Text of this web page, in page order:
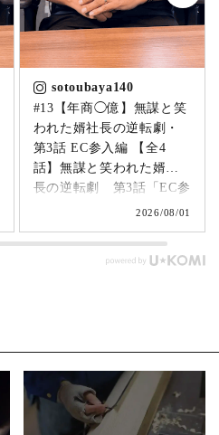
sotoubaya140
#13【年商◯億】無謀と笑
われた婿社長の逆転劇・
第3話 EC参入編 【全4
話】無謀と笑われた婿社
長の逆転劇 第3話「EC参
たやじ社長が下した決断
とは。▶ @sotoubaya140
いたそうです。 それで
も、ダメ元で始めた初め
てのネットショップ運
2026/08/01